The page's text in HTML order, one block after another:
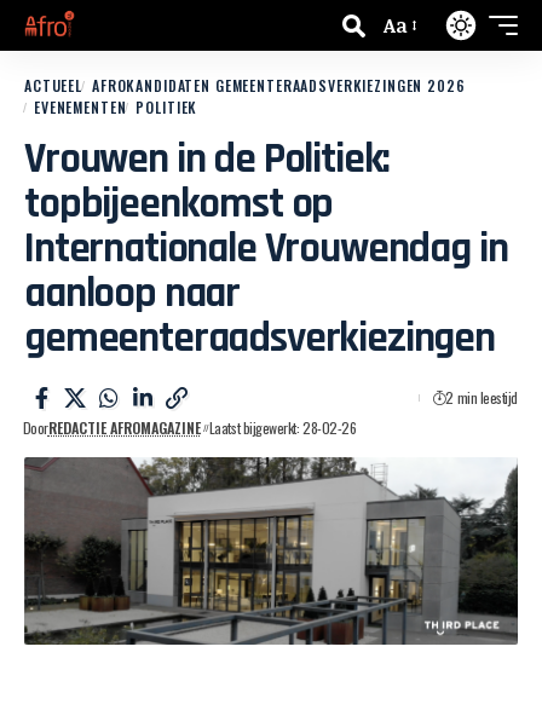
Aa
ACTUEEL AFROKANDIDATEN GEMEENTERAADSVERKIEZINGEN 2026
EVENEMENTEN POLITIEK
Vrouwen in de Politiek:
topbijeenkomst op
Internationale Vrouwendag in
aanloop naar
gemeenteraadsverkiezingen
DoorREDACTIE AFROMAGAZINE Laatst bijgewerkt: 28-02-26
2 min leestijd